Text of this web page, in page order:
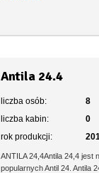
Antila 24.4
liczba osób:
8
liczba kabin:
0
rok produkcji:
ANTILA 24,4Antila 24,4
popularnych Antil 24. Antila